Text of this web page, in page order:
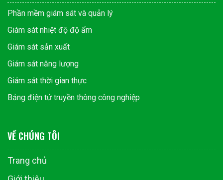
Phần mềm giám sát và quản lý
Giám sát nhiệt độ độ ẩm
Giám sát sản xuất
Giám sát năng lượng
Giám sát thời gian thực
Bảng điện tử truyền thông công nghiệp
VỀ CHÚNG TÔI
Trang chủ